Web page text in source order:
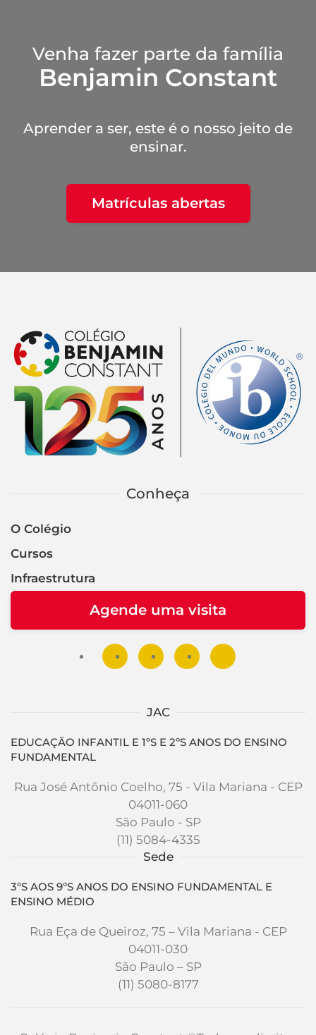
Venha fazer parte da família
Benjamin Constant
Aprender a ser, este é o nosso jeito de
ensinar.
Matrículas abertas
Conheça
O Colégio
Cursos
Infraestrutura
Agende uma visita
JAC
EDUCAÇÃO INFANTIL E 1ºS E 2ºS ANOS DO ENSINO
FUNDAMENTAL
Rua José Antônio Coelho, 75 - Vila Mariana - CEP
04011-060
São Paulo - SP
(11) 5084-4335
Sede
3ºS AOS 9ºS ANOS DO ENSINO FUNDAMENTAL E
ENSINO MÉDIO
Rua Eça de Queiroz, 75 – Vila Mariana - CEP
04011-030
São Paulo – SP
(11) 5080-8177